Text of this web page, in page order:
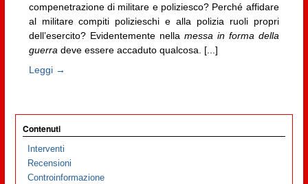
compenetrazione di militare e poliziesco? Perché affidare
al militare compiti polizieschi e alla polizia ruoli propri
dell’esercito? Evidentemente nella messa in forma della
guerra deve essere accaduto qualcosa. [...]
Leggi →
Contenuti
Interventi
Recensioni
Controinformazione